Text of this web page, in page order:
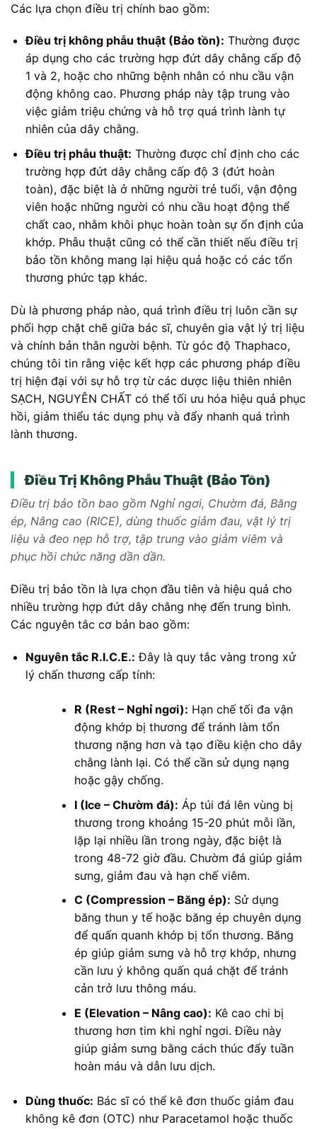
Các lựa chọn điều trị chính bao gồm:
Điều trị không phẫu thuật (Bảo tồn): Thường được
áp dụng cho các trường hợp đứt dây chằng cấp độ
1 và 2, hoặc cho những bệnh nhân có nhu cầu vận
động không cao. Phương pháp này tập trung vào
việc giảm triệu chứng và hỗ trợ quá trình lành tự
nhiên của dây chằng.
Điều trị phẫu thuật: Thường được chỉ định cho các
trường hợp đứt dây chằng cấp độ 3 (đứt hoàn
toàn), đặc biệt là ở những người trẻ tuổi, vận động
viên hoặc những người có nhu cầu hoạt động thể
chất cao, nhằm khôi phục hoàn toàn sự ổn định của
khớp. Phẫu thuật cũng có thể cần thiết nếu điều trị
bảo tồn không mang lại hiệu quả hoặc có các tổn
thương phức tạp khác.
Dù là phương pháp nào, quá trình điều trị luôn cần sự
phối hợp chặt chẽ giữa bác sĩ, chuyên gia vật lý trị liệu
và chính bản thân người bệnh. Từ góc độ Thaphaco,
chúng tôi tin rằng việc kết hợp các phương pháp điều
trị hiện đại với sự hỗ trợ từ các dược liệu thiên nhiên
SẠCH, NGUYÊN CHẤT có thể tối ưu hóa hiệu quả phục
hồi, giảm thiểu tác dụng phụ và đẩy nhanh quá trình
lành thương.
Điều Trị Không Phẫu Thuật (Bảo Tồn)
Điều trị bảo tồn bao gồm Nghỉ ngơi, Chườm đá, Băng
ép, Nâng cao (RICE), dùng thuốc giảm đau, vật lý trị
liệu và đeo nẹp hỗ trợ, tập trung vào giảm viêm và
phục hồi chức năng dần dần.
Điều trị bảo tồn là lựa chọn đầu tiên và hiệu quả cho
nhiều trường hợp đứt dây chằng nhẹ đến trung bình.
Các nguyên tắc cơ bản bao gồm:
Nguyên tắc R.I.C.E.: Đây là quy tắc vàng trong xử
lý chấn thương cấp tính:
R (Rest – Nghỉ ngơi): Hạn chế tối đa vận
động khớp bị thương để tránh làm tổn
thương nặng hơn và tạo điều kiện cho dây
chằng lành lại. Có thể cần sử dụng nạng
hoặc gậy chống.
I (Ice – Chườm đá): Áp túi đá lên vùng bị
thương trong khoảng 15-20 phút mỗi lần,
lặp lại nhiều lần trong ngày, đặc biệt là
trong 48-72 giờ đầu. Chườm đá giúp giảm
sưng, giảm đau và hạn chế viêm.
C (Compression – Băng ép): Sử dụng
băng thun y tế hoặc băng ép chuyên dụng
để quấn quanh khớp bị tổn thương. Băng
ép giúp giảm sưng và hỗ trợ khớp, nhưng
cần lưu ý không quấn quá chặt để tránh
cản trở lưu thông máu.
E (Elevation – Nâng cao): Kê cao chi bị
thương hơn tim khi nghỉ ngơi. Điều này
giúp giảm sưng bằng cách thúc đẩy tuần
hoàn máu và dẫn lưu dịch.
Dùng thuốc: Bác sĩ có thể kê đơn thuốc giảm đau
không kê đơn (OTC) như Paracetamol hoặc thuốc